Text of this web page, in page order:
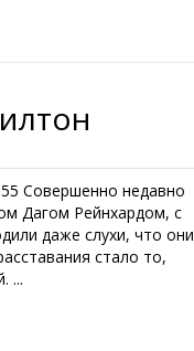
Совершенно недавно
Дагом Рейнхардом, с
даже слухи, что они
стало то,
...